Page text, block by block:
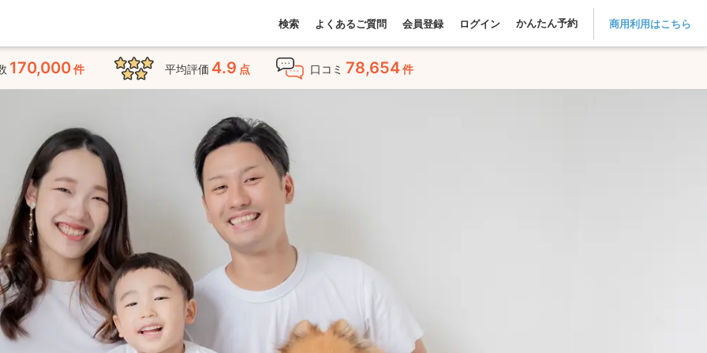
検索 よくあるご質問 会員登録 ログイン かんたん予約 商用利用はこちら
170,000件 平均評価 4.9 点 口コミ 78,654件